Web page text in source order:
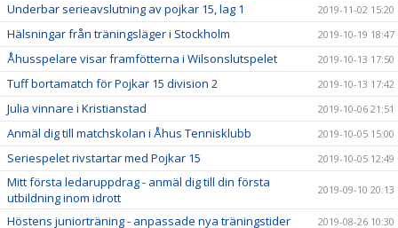
Underbar serieavslutning av pojkar 15, lag 1 2019-11-02 15:20
Hälsningar från träningsläger i Stockholm 2019-10-19 18:47
Åhusspelare visar framfötterna i Wilsonslutspelet 2019-10-13 17:50
Tuff bortamatch för Pojkar 15 division 2 2019-10-13 17:42
Julia vinnare i Kristianstad 2019-10-06 21:51
Anmäl dig till matchskolan i Åhus Tennisklubb 2019-10-05 15:00
Seriespelet rivstartar med Pojkar 15 2019-10-05 12:49
Mitt första ledaruppdrag - anmäl dig till din första
utbildning inom idrott
2019-09-10 20:13
Höstens juniorträning - anpassade nya träningstider 2019-08-26 10:30